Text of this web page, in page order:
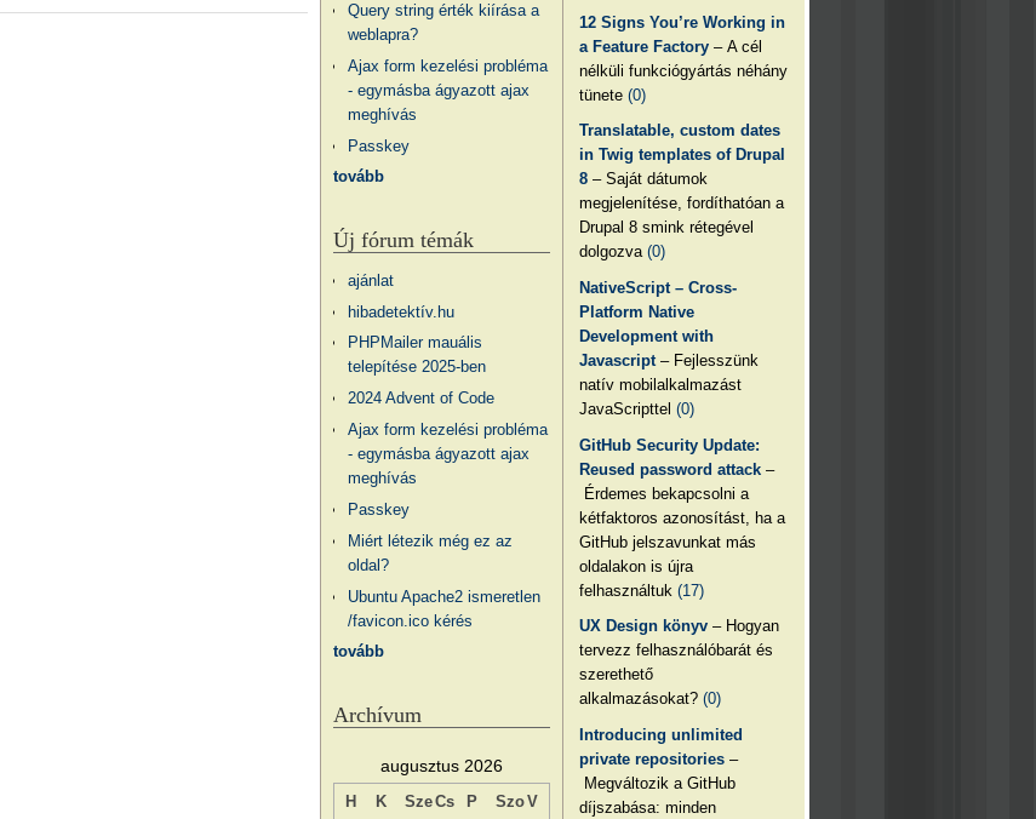
12 Signs You’re Working in
a Feature Factory – A cél
nélküli funkciógyártás néhány
tünete(0)
Translatable, custom dates
in Twig templates of Drupal
8 – Saját dátumok
megjelenítése, fordíthatóan a
Drupal 8 smink rétegével
dolgozva(0)
NativeScript – Cross-
Platform Native
Development with
Javascript – Fejlesszünk
natív mobilalkalmazást
JavaScripttel(0)
GitHub Security Update:
Reused password attack –
Érdemes bekapcsolni a
kétfaktoros azonosítást, ha a
GitHub jelszavunkat más
oldalakon is újra
felhasználtuk(17)
UX Design könyv – Hogyan
tervezz felhasználóbarát és
szerethető
alkalmazásokat?(0)
Introducing unlimited
private repositories –
Megváltozik a GitHub
díjszabása: minden
Query string érték kiírása a
weblapra?
Ajax form kezelési probléma
- egymásba ágyazott ajax
meghívás
Passkey
tovább
Új fórum témák
ajánlat
hibadetektív.hu
PHPMailer mauális
telepítése 2025-ben
2024 Advent of Code
Ajax form kezelési probléma
- egymásba ágyazott ajax
meghívás
Passkey
Miért létezik még ez az
oldal?
Ubuntu Apache2 ismeretlen
/favicon.ico kérés
tovább
Archívum
augusztus 2026
H K SzeCs P SzoV